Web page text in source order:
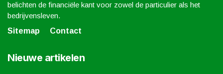
belichten de financiële kant voor zowel de particulier als het
bedrijvensleven.
Sitemap
Contact
Nieuwe artikelen